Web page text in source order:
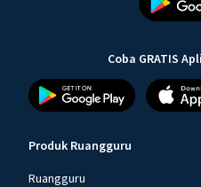
Coba GRATIS
Produk Ruangguru
Ruangguru